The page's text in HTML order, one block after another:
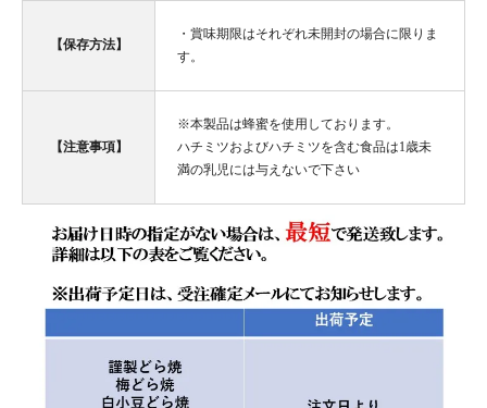
【保存方法】
・賞味期限はそれぞれ未開封の場合に限りま
す。
【注意事項】
※本製品は蜂蜜を使用しております。
ハチミツおよびハチミツを含む食品は1歳未
満の乳児には与えないで下さい